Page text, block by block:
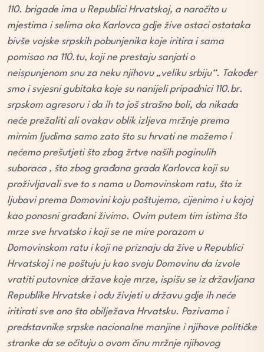
110. brigade ima u Republici Hrvatskoj, a naročito u
mjestima i selima oko Karlovca gdje žive ostaci ostataka
bivše vojske srpskih pobunjenika koje iritira i sama
pomisao na 110.tu, koji ne prestaju sanjati o
neispunjenom snu za neku njihovu „veliku srbiju“. Također
smo i svjesni gubitaka koje su nanijeli pripadnici 110.br.
srpskom agresoru i da ih to još strašno boli, da nikada
neće prežaliti ali ovakav oblik izljeva mržnje prema
mirnim ljudima samo zato što su hrvati ne možemo i
nećemo prešutjeti što zbog žrtve naših poginulih
suboraca , što zbog građana grada Karlovca koji su
proživljavali sve to s nama u Domovinskom ratu, što iz
ljubavi prema Domovini koju poštujemo, cijenimo i u kojoj
kao ponosni građani živimo. Ovim putem tim istima što
mrze sve hrvatsko i koji se ne mire porazom u
Domovinskom ratu i koji ne priznaju da žive u Republici
Hrvatskoj i ne poštuju ju kao svoju Domovinu da izvole
vratiti putovnice države koje mrze, ispišu se iz državljana
Republike Hrvatske i odu živjeti u državu gdje ih neće
iritirati sve ono što obilježava Hrvatsku. Pozivamo i
predstavnike srpske nacionalne manjine i njihove političke
stranke da se očituju o ovom činu mržnje njihovog